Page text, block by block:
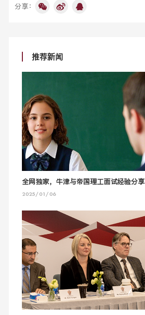
分享：
推荐新闻
全网独家，牛津与帝国理工面试经验分享
2025/01/06